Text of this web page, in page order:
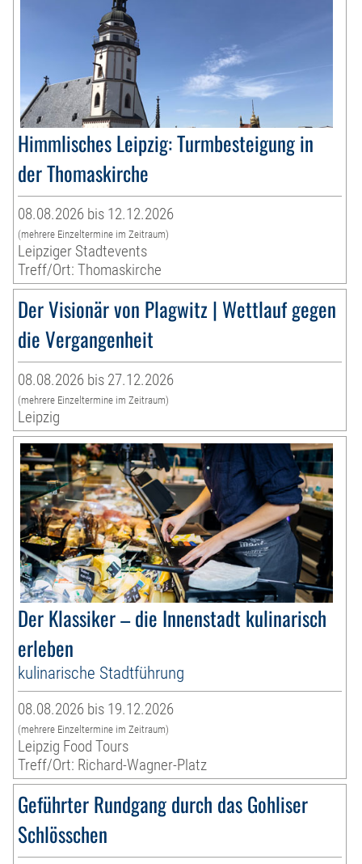
Himmlisches Leipzig: Turmbesteigung in
der Thomaskirche
08.08.2026 bis 12.12.2026
(mehrere Einzeltermine im Zeitraum)
Leipziger Stadtevents
Treff/Ort: Thomaskirche
Der Visionär von Plagwitz | Wettlauf gegen
die Vergangenheit
08.08.2026 bis 27.12.2026
(mehrere Einzeltermine im Zeitraum)
Leipzig
Der Klassiker – die Innenstadt kulinarisch
erleben
kulinarische Stadtführung
08.08.2026 bis 19.12.2026
(mehrere Einzeltermine im Zeitraum)
Leipzig Food Tours
Treff/Ort: Richard-Wagner-Platz
Geführter Rundgang durch das Gohliser
Schlösschen